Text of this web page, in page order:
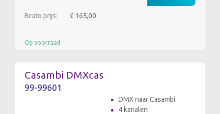
Bruto prijs: € 165,00
Op voorraad
Casambi DMXcas
99-99601
DMX naar Casambi
4 kanalen